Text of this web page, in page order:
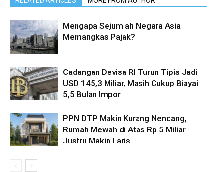
Mengapa Sejumlah Negara Asia
Memangkas Pajak?
Cadangan Devisa RI Turun Tipis Jadi
USD 145,3 Miliar, Masih Cukup Biayai
5,5 Bulan Impor
PPN DTP Makin Kurang Nendang,
Rumah Mewah di Atas Rp 5 Miliar
Justru Makin Laris